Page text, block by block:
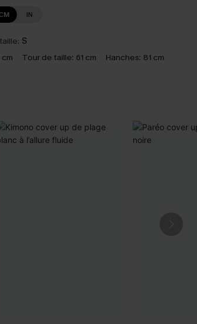
IN
S
cm Tour de taille: 61 cm Hanches: 81 cm